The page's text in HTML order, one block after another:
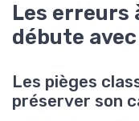
Les erreurs
débute
Les pièges
préserver son